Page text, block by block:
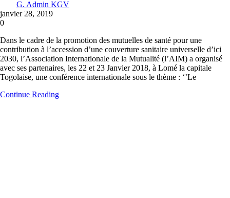
G. Admin KGV
janvier 28, 2019
0
Dans le cadre de la promotion des mutuelles de santé pour une
contribution à l’accession d’une couverture sanitaire universelle d’ici
2030, l’Association Internationale de la Mutualité (l’AIM) a organisé
avec ses partenaires, les 22 et 23 Janvier 2018, à Lomé la capitale
Togolaise, une conférence internationale sous le thème : ‘’Le
Continue Reading